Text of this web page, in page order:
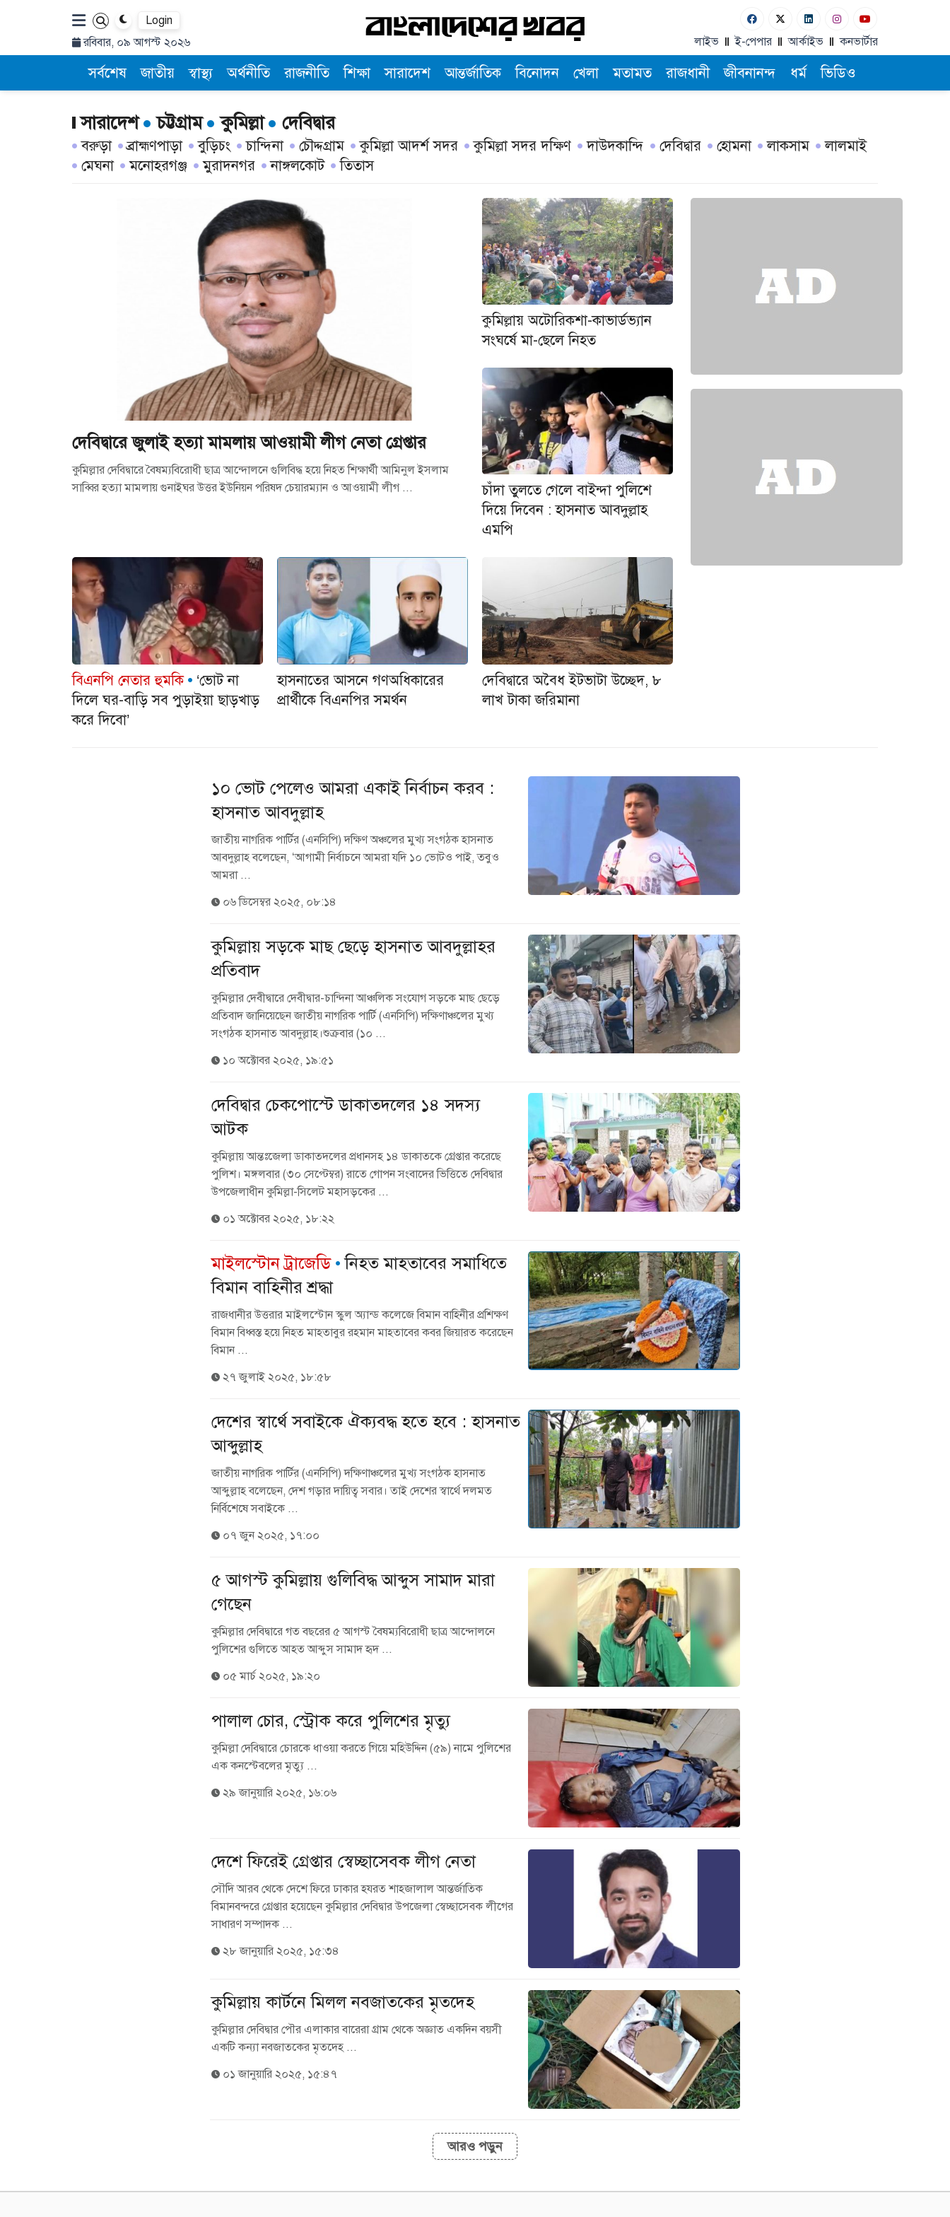
Login
রবিবার, ০৯ আগস্ট ২০২৬
লাইভ ই-পেপার আর্কাইভ কনভার্টার
সর্বশেষ জাতীয় স্বাস্থ্য অর্থনীতি রাজনীতি শিক্ষা সারাদেশ আন্তর্জাতিক বিনোদন খেলা মতামত রাজধানী জীবনানন্দ ধর্ম ভিডিও
সারাদেশ চট্টগ্রাম কুমিল্লা দেবিদ্বার
বরুড়া ব্রাহ্মণপাড়া বুড়িচং চান্দিনা চৌদ্দগ্রাম কুমিল্লা আদর্শ সদর কুমিল্লা সদর দক্ষিণ দাউদকান্দি দেবিদ্বার হোমনা লাকসাম
লালমাই
মেঘনা
মনোহরগঞ্জ মুরাদনগর নাঙ্গলকোট তিতাস
দেবিদ্বারে জুলাই হত্যা মামলায় আওয়ামী লীগ নেতা গ্রেপ্তার
কুমিল্লার দেবিদ্বারে বৈষম্যবিরোধী ছাত্র আন্দোলনে গুলিবিদ্ধ হয়ে নিহত শিক্ষার্থী আমিনুল ইসলাম
সাব্বির হত্যা মামলায় গুনাইঘর উত্তর ইউনিয়ন পরিষদ চেয়ারম্যান ও আওয়ামী লীগ ...
কুমিল্লায় অটোরিকশা-কাভার্ডভ্যান
সংঘর্ষে মা-ছেলে নিহত
চাঁদা তুলতে গেলে বাইন্দা পুলিশে
দিয়ে দিবেন : হাসনাত আবদুল্লাহ
এমপি
বিএনপি নেতার হুমকি
‘ভোট না
দিলে ঘর-বাড়ি সব পুড়াইয়া ছাড়খাড়
করে দিবো’
হাসনাতের আসনে গণঅধিকারের
প্রার্থীকে বিএনপির সমর্থন
দেবিদ্বারে অবৈধ ইটভাটা উচ্ছেদ, ৮
লাখ টাকা জরিমানা
১০ ভোট পেলেও আমরা একাই নির্বাচন করব :
হাসনাত আবদুল্লাহ
জাতীয় নাগরিক পার্টির (এনসিপি) দক্ষিণ অঞ্চলের মুখ্য সংগঠক হাসনাত
আবদুল্লাহ বলেছেন, ‌‘আগামী নির্বাচনে আমরা যদি ১০ ভোটও পাই, তবুও
আমরা ...
০৬ ডিসেম্বর ২০২৫, ০৮:১৪
কুমিল্লায় সড়কে মাছ ছেড়ে হাসনাত আবদুল্লাহর
প্রতিবাদ
কুমিল্লার দেবীদ্বারে দেবীদ্বার-চান্দিনা আঞ্চলিক সংযোগ সড়কে মাছ ছেড়ে
প্রতিবাদ জানিয়েছেন জাতীয় নাগরিক পার্টি (এনসিপি) দক্ষিণাঞ্চলের মুখ্য
সংগঠক হাসনাত আবদুল্লাহ।শুক্রবার (১০ ...
১০ অক্টোবর ২০২৫, ১৯:৫১
দেবিদ্বার চেকপোস্টে ডাকাতদলের ১৪ সদস্য
আটক
কুমিল্লায় আন্তঃজেলা ডাকাতদলের প্রধানসহ ১৪ ডাকাতকে গ্রেপ্তার করেছে
পুলিশ। মঙ্গলবার (৩০ সেপ্টেম্বর) রাতে গোপন সংবাদের ভিত্তিতে দেবিদ্বার
উপজেলাধীন কুমিল্লা-সিলেট মহাসড়কের ...
০১ অক্টোবর ২০২৫, ১৮:২২
মাইলস্টোন ট্রাজেডি নিহত মাহতাবের সমাধিতে
বিমান বাহিনীর শ্রদ্ধা
রাজধানীর উত্তরার মাইলস্টোন স্কুল অ্যান্ড কলেজে বিমান বাহিনীর প্রশিক্ষণ
বিমান বিধ্বস্ত হয়ে নিহত মাহতাবুর রহমান মাহতাবের কবর জিয়ারত করেছেন
বিমান ...
২৭ জুলাই ২০২৫, ১৮:৫৮
দেশের স্বার্থে সবাইকে ঐক্যবদ্ধ হতে হবে : হাসনাত
আব্দুল্লাহ
জাতীয় নাগরিক পার্টির (এনসিপি) দক্ষিণাঞ্চলের মুখ্য সংগঠক হাসনাত
আব্দুল্লাহ বলেছেন, দেশ গড়ার দায়িত্ব সবার। তাই দেশের স্বার্থে দলমত
নির্বিশেষে সবাইকে ...
০৭ জুন ২০২৫, ১৭:০০
৫ আগস্ট কুমিল্লায় গুলিবিদ্ধ আব্দুস সামাদ মারা
গেছেন
কুমিল্লার দেবিদ্বারে গত বছরের ৫ আগস্ট বৈষম্যবিরোধী ছাত্র আন্দোলনে
পুলিশের গুলিতে আহত আব্দুস সামাদ হৃদ ...
০৫ মার্চ ২০২৫, ১৯:২০
পালাল চোর, স্ট্রোক করে পুলিশের মৃত্যু
কুমিল্লা দেবিদ্বারে চোরকে ধাওয়া করতে গিয়ে মহিউদ্দিন (৫৯) নামে পুলিশের
এক কনস্টেবলের মৃত্যু ...
২৯ জানুয়ারি ২০২৫, ১৬:০৬
দেশে ফিরেই গ্রেপ্তার স্বেচ্ছাসেবক লীগ নেতা
সৌদি আরব থেকে দেশে ফিরে ঢাকার হযরত শাহজালাল আন্তর্জাতিক
বিমানবন্দরে গ্রেপ্তার হয়েছেন কুমিল্লার দেবিদ্বার উপজেলা স্বেচ্ছাসেবক লীগের
সাধারণ সম্পাদক ...
২৮ জানুয়ারি ২০২৫, ১৫:৩৪
কুমিল্লায় কার্টনে মিলল নবজাতকের মৃতদেহ
কুমিল্লার দেবিদ্বার পৌর এলাকার বারেরা গ্রাম থেকে অজ্ঞাত একদিন বয়সী
একটি কন্যা নবজাতকের মৃতদেহ ...
০১ জানুয়ারি ২০২৫, ১৫:৪৭
আরও পড়ুন